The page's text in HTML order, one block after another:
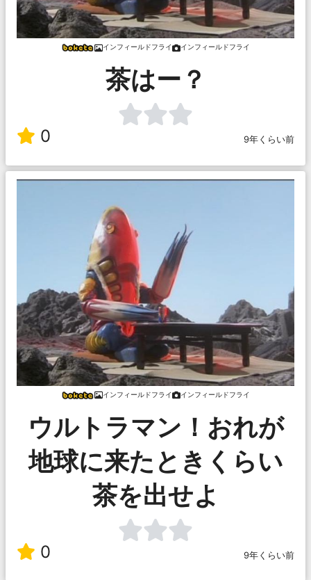
インフィールドフライ インフィールドフライ
茶はー？
0 9年くらい前
インフィールドフライ インフィールドフライ
ウルトラマン！おれが
地球に来たときくらい
茶を出せよ
0 9年くらい前